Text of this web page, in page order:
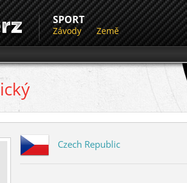
SPORT
Závody Země
Czech Republic